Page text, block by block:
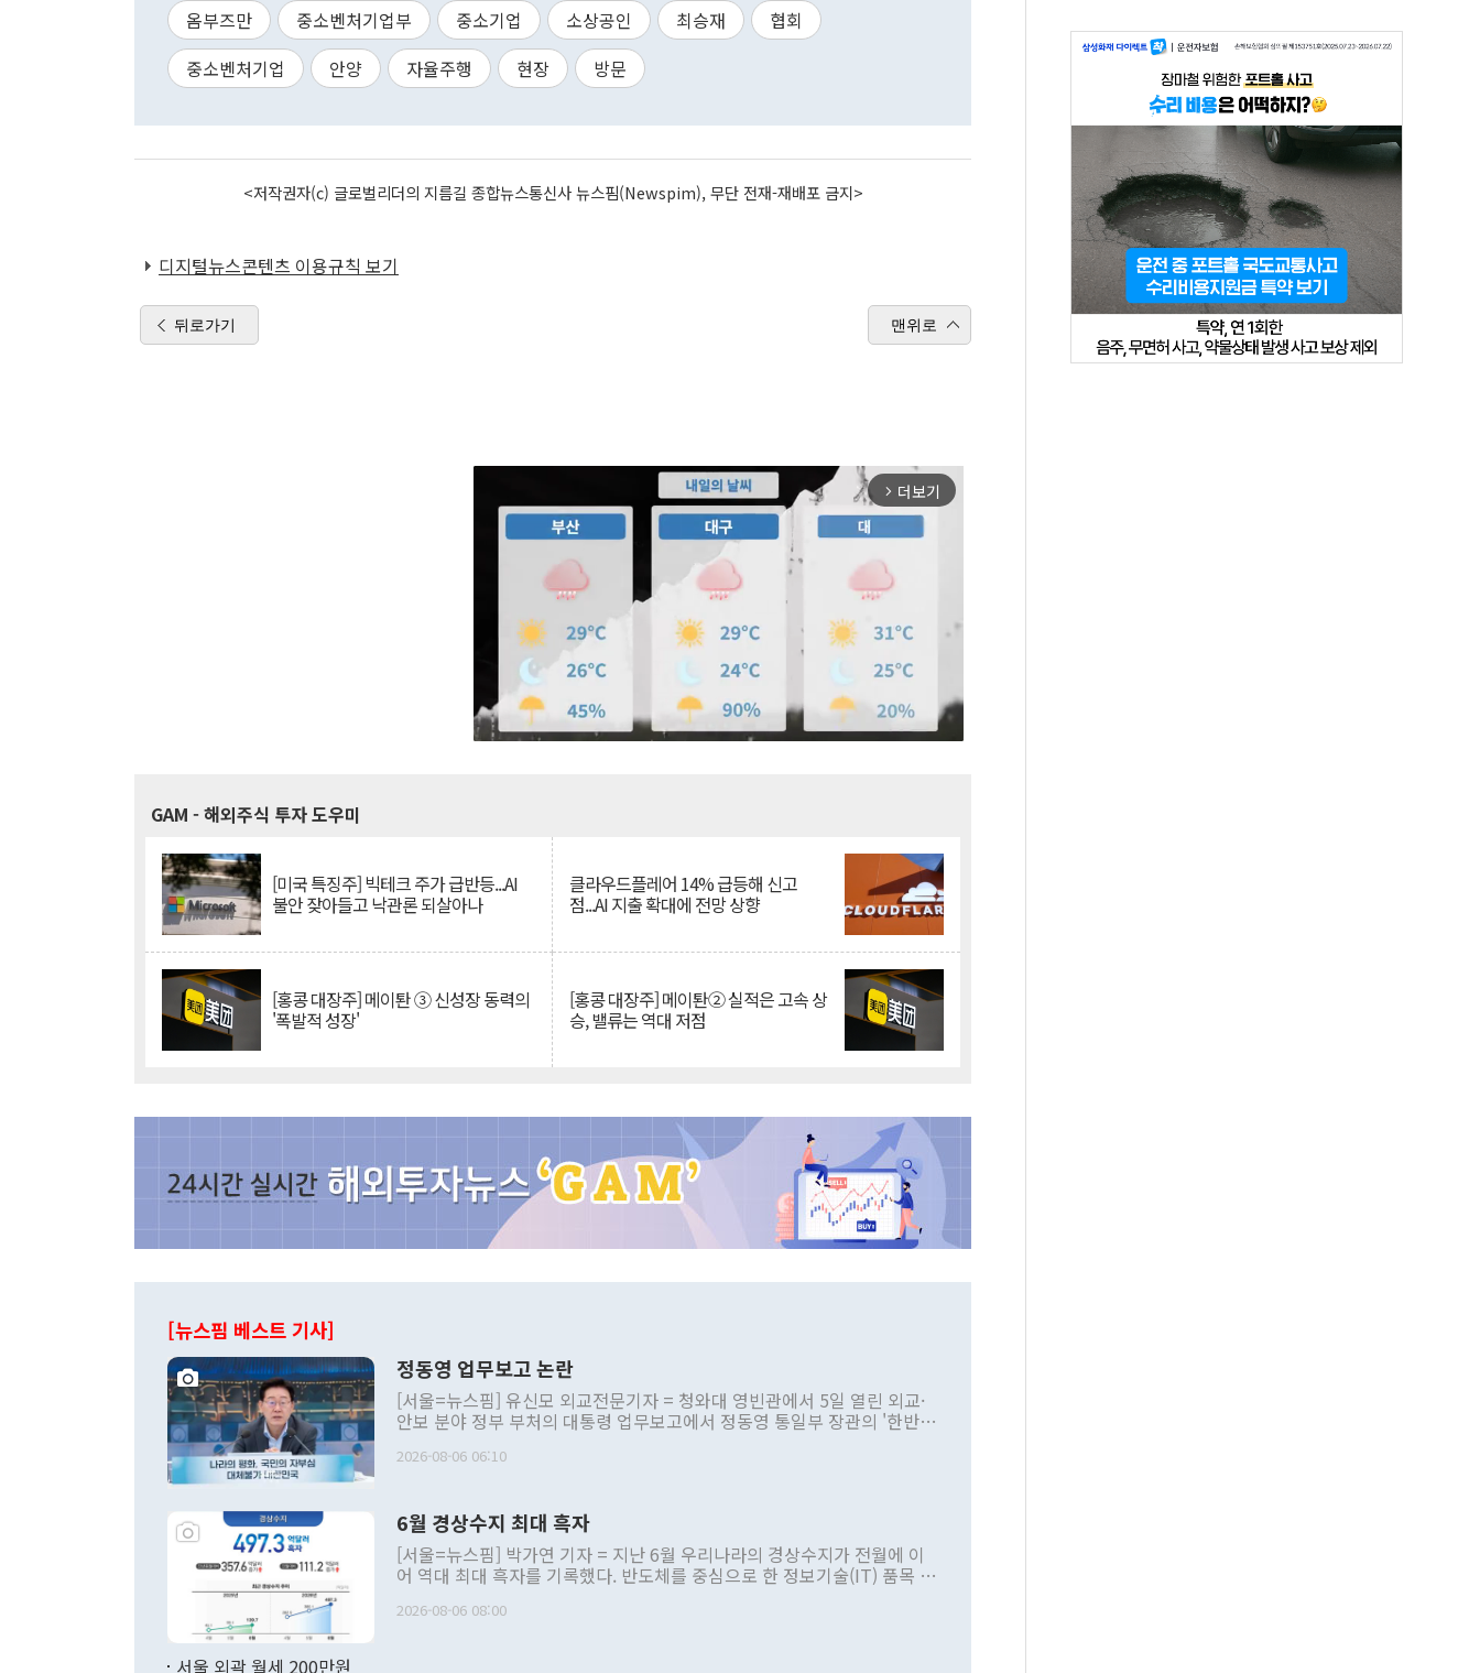
옴부즈만 중소벤처기업부 중소기업 소상공인 최승재
협회
중소벤처기업
안양 자율주행 현장 방문
<저작권자(c) 글로벌리더의 지름길 종합뉴스통신사 뉴스핌(Newspim), 무단 전재-재배포 금지>
디지털뉴스콘텐츠 이용규칙 보기
뒤로가기 맨위로
arrow_forward_ios 더보기
GAM - 해외주식 투자 도우미
[미국 특징주] 빅테크 주가 급반등...AI
불안 잦아들고 낙관론 되살아나
클라우드플레어 14% 급등해 신고
점...AI 지출 확대에 전망 상향
[홍콩 대장주] 메이퇀 ③ 신성장 동력의
'폭발적 성장'
[홍콩 대장주] 메이퇀② 실적은 고속 상
승, 밸류는 역대 저점
[뉴스핌 베스트 기사]
정동영 업무보고 논란
[서울=뉴스핌] 유신모 외교전문기자 = 청와대 영빈관에서 5일 열린 외교·
안보 분야 정부 부처의 대통령 업무보고에서 정동영 통일부 장관의 '한반도
발언 중에는 정부 내 조율을 거치지 않은 사안을 정책으로 추진하겠다고 공
주의적 희망에 근거한 비현실적 구상'이라는 비판을 내놨다. 그동안 정 장
관의 대북 정책 관련 발언이 물의를 빚은 적은 여러 번 있지만 대통령과 유
관 부처 장관이 공개적으로 부정적 입장을 표명한 것은 이례적이다. 정 장
관의 무리한 대북 접근법과 월권을 제어해야 한다는 목소리도 높아지고 있
다. [정동영 통일부 장관이 지난달 23일 오후 서울 종로구 정부서울청사에
2026-08-06 06:10
6월 경상수지 최대 흑자
[서울=뉴스핌] 박가연 기자 = 지난 6월 우리나라의 경상수지가 전월에 이
어 역대 최대 흑자를 기록했다. 반도체를 중심으로 한 정보기술(IT) 품목 수
료=한국은행] 한국은행이 6일 발표한 '2026년 6월 국제수지(잠정)'에 따르
2026-08-06 08:00
서울 외곽 월세 200만원